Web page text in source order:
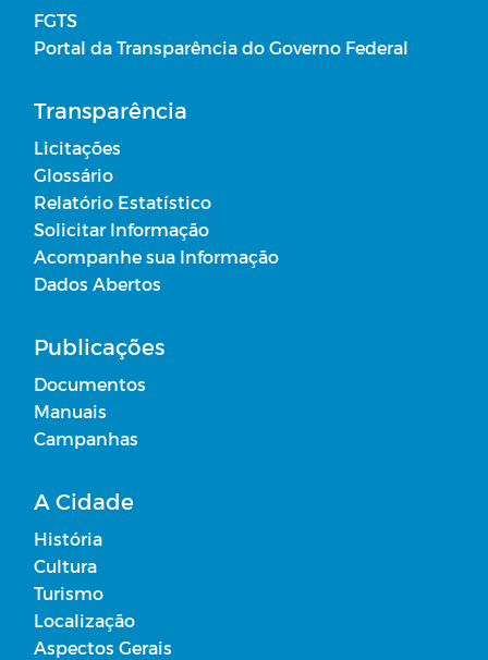
FGTS
Portal da Transparência do Governo Federal
Transparência
Licitações
Glossário
Relatório Estatístico
Solicitar Informação
Acompanhe sua Informação
Dados Abertos
Publicações
Documentos
Manuais
Campanhas
A Cidade
História
Cultura
Turismo
Localização
Aspectos Gerais